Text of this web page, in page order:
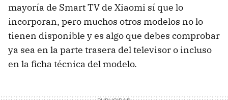
mayoría de Smart TV de Xiaomi sí que lo
incorporan, pero muchos otros modelos no lo
tienen disponible y es algo que debes comprobar
ya sea en la parte trasera del televisor o incluso
en la ficha técnica del modelo.